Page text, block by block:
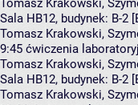
Tomasz Krakowski,
Sala HB12, budynek: B-2
Tomasz Krakowski,
9:45 ćwiczenia
Tomasz Krakowski,
Sala HB12, budynek: B-2
Tomasz Krakowski,